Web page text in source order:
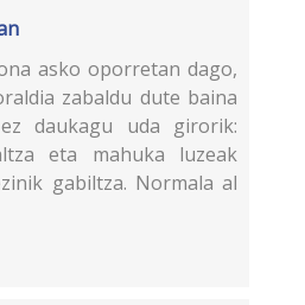
asko oporretan dago,
zabaldu dute baina
daukagu uda girorik:
eta mahuka luzeak
gabiltza. Normala al